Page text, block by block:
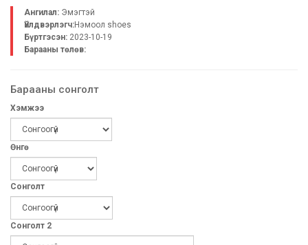
Ангилал: Эмэгтэй
Үйлдвэрлэгч:Нэмоол shoes
Бүртгэсэн: 2023-10-19
Барааны төлөв:
Барааны сонголт
Хэмжээ
Өнгө
Сонголт
Сонголт 2